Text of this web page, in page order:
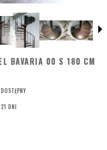
BAVARIA 00 S 180 CM
DOSTĘPNY
21 DNI